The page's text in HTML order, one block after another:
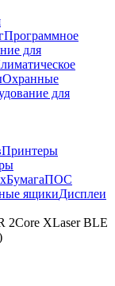
Программное
для
Охранные
для
Принтеры
БумагаПОС
ящикиДисплеи
2Core XLaser BLE